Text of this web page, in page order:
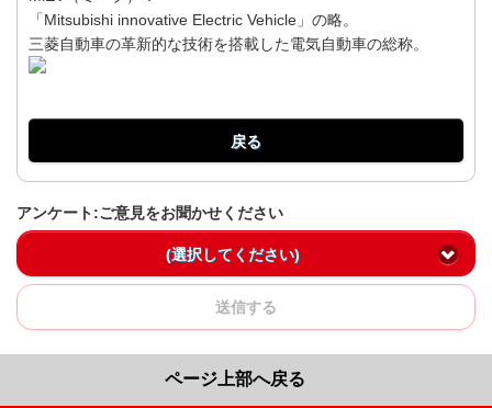
「Mitsubishi innovative Electric Vehicle」の略。
三菱自動車の革新的な技術を搭載した電気自動車の総称。
戻る
アンケート:ご意見をお聞かせください
(選択してください)
送信する
ページ上部へ戻る